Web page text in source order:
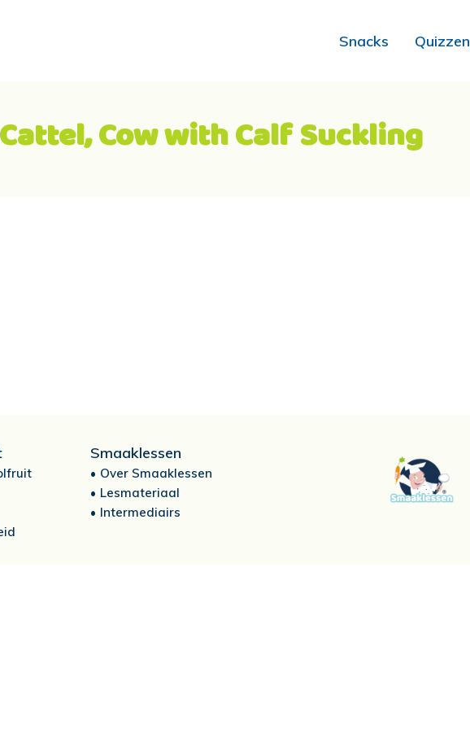
Snacks Quizzen
Cow with Calf Suckling
Smaaklessen
Over Smaaklessen
Lesmateriaal
Intermediairs